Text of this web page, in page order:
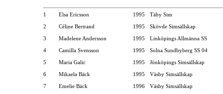
1 Elsa Ericsson 1995
Täby Sim
2
Céline Bertrand 1995
Skövde Simsällskap
3
Madelene Andersson 1995
Linköpings Allmänna SS
4
Camilla Svensson 1995
Solna Sundbyberg SS 04
5
Maria Galic 1995
Jönköpings Simsällskap
6
Mikaela Bäck 1995
Väsby Simsällskap
7
Emelie Bäck 1996
Väsby Simsällskap